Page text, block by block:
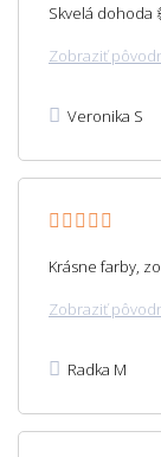
Skvelá dohoda
Zobraziť
Veronika S
Krásne farby,
Zobraziť
Radka M